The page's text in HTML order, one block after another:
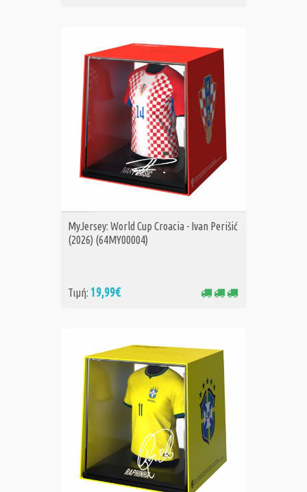
ΑΓΟΡΑ
MyJersey: World Cup Croacia - Ivan Perišić
(2026) (64MY00004)
Τιμή: 19,99€